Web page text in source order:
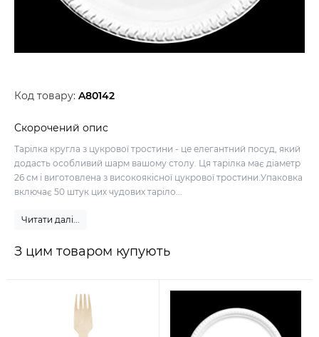
Код товару: A80142
Скорочений опис
Тарілка кругла з цукрової тростини - це елегантний посуд, який
додасть особливий шарм вашому столу. Ця тарілка має діаметр
26 см і виготовлена з високоякісної цукрової тростини.Упаковка
включає 50 штук цих чудових таріло...
Читати далі...
З цим товаром купують